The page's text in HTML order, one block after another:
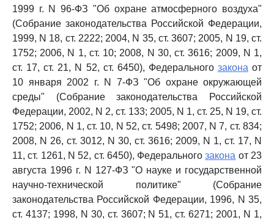
1999 г. N 96-ФЗ "Об охране атмосферного воздуха"
(Собрание законодательства Российской Федерации,
1999, N 18, ст. 2222; 2004, N 35, ст. 3607; 2005, N 19, ст.
1752; 2006, N 1, ст. 10; 2008, N 30, ст. 3616; 2009, N 1,
ст. 17, ст. 21, N 52, ст. 6450), Федерального закона от
10 января 2002 г. N 7-ФЗ "Об охране окружающей
среды" (Собрание законодательства Российской
Федерации, 2002, N 2, ст. 133; 2005, N 1, ст. 25, N 19, ст.
1752; 2006, N 1, ст. 10, N 52, ст. 5498; 2007, N 7, ст. 834;
2008, N 26, ст. 3012, N 30, ст. 3616; 2009, N 1, ст. 17, N
11, ст. 1261, N 52, ст. 6450), Федеральногозакона от 23
августа 1996 г. N 127-ФЗ "О науке и государственной
научно-технической политике" (Собрание
законодательства Российской Федерации, 1996, N 35,
ст. 4137; 1998, N 30, ст. 3607; N 51, ст. 6271; 2001, N 1,